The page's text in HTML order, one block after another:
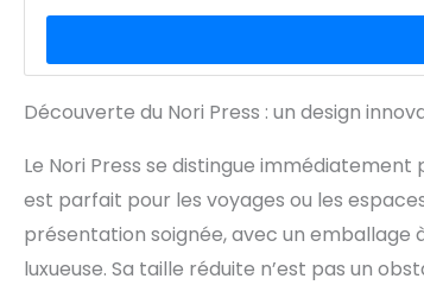
Découverte du Nori Press : un design
Le Nori Press se distingue
est parfait pour les voyages ou les
présentation soignée, avec un
luxueuse. Sa taille réduite n’est pas un